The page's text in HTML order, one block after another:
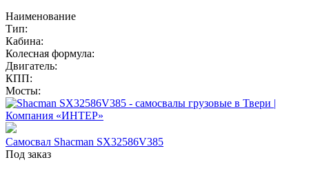
Наименование
Тип:
Кабина:
Колесная формула:
Двигатель:
КПП:
Мосты:
Самосвал Shacman SX32586V385
Под заказ